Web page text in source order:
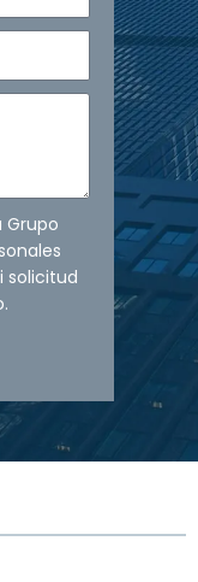
Grupo
solicitud